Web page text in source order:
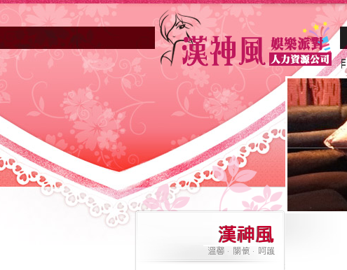
高雄酒店業妳正因不景氣的年代找不到工作？